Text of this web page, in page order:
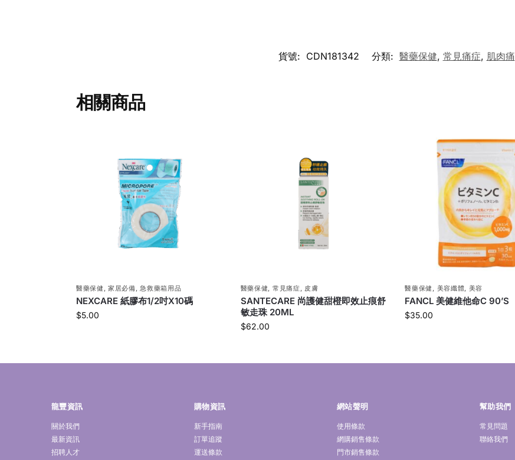
貨號: CDN181342 分類: 醫藥保健, 常見痛症, 肌肉痛
相關商品
醫藥保健 ,家居必備,急救藥箱用品
NEXCARE 紙膠布1/2吋X10碼
$5.00
醫藥保健, 常見痛症, 皮膚
SANTECARE 尚護健甜橙即效止痕舒
敏走珠 20ML
$62.00
醫藥保健 , 美容纖體, 美容
FANCL 美健維他命C 90’S
$35.00
龍豐資訊
關於我們
最新資訊
招聘人才
購物資訊
新手指南
訂單追蹤
運送條款
網站聲明
使用條款
網購銷售條款
門市銷售條款
幫助我們
常見問題
聯絡我們